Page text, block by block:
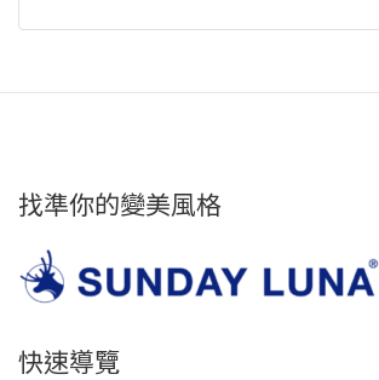
找準你的變美風格
快速導覽